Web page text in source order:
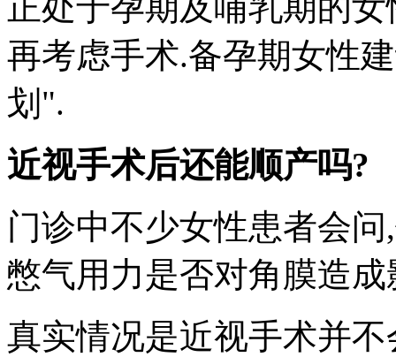
正处于孕期及哺乳期的
再考虑手术.备孕期女性
划".
近视手术后还能顺产吗?
门诊中不少女性患者会
憋气用力是否对角膜造
真实情况是近视手术并